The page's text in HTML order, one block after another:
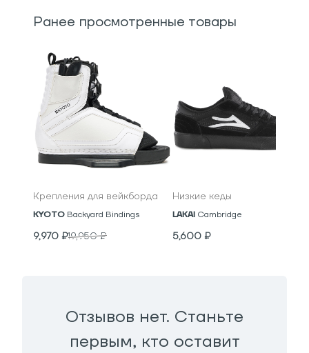
Ранее просмотренные товары
Крепления для вейкборда
KYOTO Backyard Bindings
9,970 ₽19,950₽
Низкие кеды
LAKAI Cambridge
5,600 ₽
Отзывов нет. Станьте
первым, кто оставит